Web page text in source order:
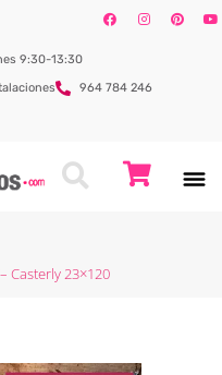
9:30-13:30
964 784 246
– Casterly 23×120